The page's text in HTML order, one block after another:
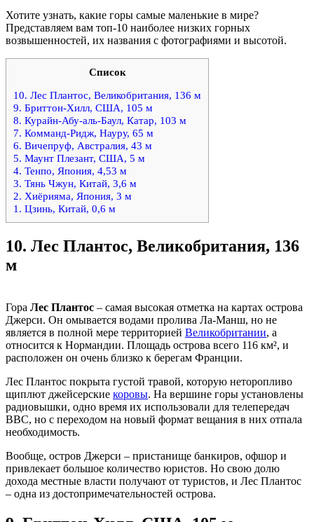
Хотите узнать, какие горы самые маленькие в мире?
Представляем вам топ-10 наиболее низких горных
возвышенностей, их названия с фотографиями и высотой.
Список
10. Лес Плантос, Великобритания, 136 м
9. Бриттон-Хилл, США, 105 м
8. Курайн-Абу-аль-Баул, Катар, 103 м
7. Комманд-Ридж, Науру, 65 м
6. Вичепруф, Австралия, 43 м
5. Маунт Плезант, США, 5 м
4. Тенпо, Япония, 4,53 м
3. Тянь Чжун, Китай, 3,6 м
2. Хиёрияма, Япония, 3 м
1. Цзинь, Китай, 0,6 м
10. Лес Плантос, Великобритания, 136
м
Гора Лес Плантос – самая высокая отметка на картах острова
Джерси. Он омывается водами пролива Ла-Манш, но не
является в полной мере территорией Великобритании, а
относится к Нормандии. Площадь острова всего 116 км², и
расположен он очень близко к берегам Франции.
Лес Плантос покрыта густой травой, которую неторопливо
щиплют джейсерские коровы. На вершине горы установлены
радиовышки, одно время их использовали для телепередач
BBC, но с переходом на новый формат вещания в них отпала
необходимость.
Вообще, остров Джерси – пристанище банкиров, офшор и
привлекает большое количество юристов. Но свою долю
дохода местные власти получают от туристов, и Лес Плантос
– одна из достопримечательностей острова.